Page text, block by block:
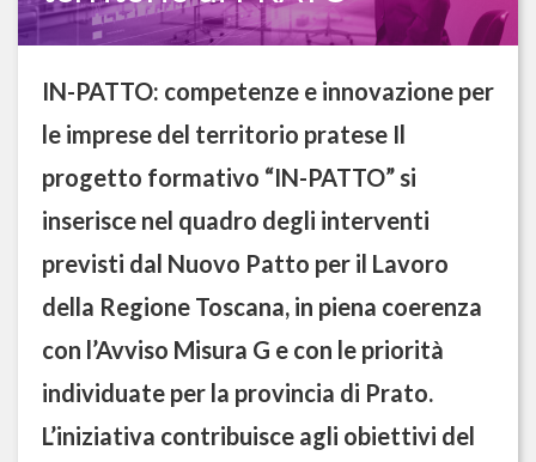
IN-PATTO: competenze e innovazione per
le imprese del territorio pratese Il
progetto formativo “IN-PATTO” si
inserisce nel quadro degli interventi
previsti dal Nuovo Patto per il Lavoro
della Regione Toscana, in piena coerenza
con l’Avviso Misura G e con le priorità
individuate per la provincia di Prato.
L’iniziativa contribuisce agli obiettivi del